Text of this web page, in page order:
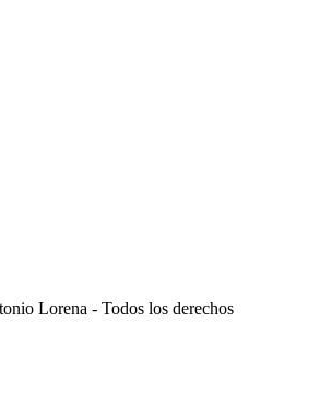
Lorena - Todos los derechos